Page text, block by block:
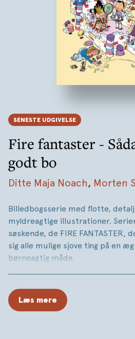
SENESTE UDGIVELSE
Fire fantaster -
godt bo
Ditte Maja Noach, Morten
Billedbogsserie med flotte,
myldreagtige illustrationer.
søskende, de FIRE
sig alle mulige sjove ting på en
børneagtig måde.
hvis de bare HELT selv kunne
der nogle ret vanvittige og totalt
Læs mere